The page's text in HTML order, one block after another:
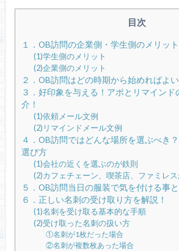
目次
１．OB訪問の企業側・学生側のメリッ
(1)学生側のメリット
(2)企業側のメリット
２．OB訪問はどの時期から始めればよ
３．好印象を与える！アポとリマインド
介！
(1)依頼メール文例
(2)リマインドメール文例
４．OB訪問ではどんな場所を選ぶべき
選び方
(1)会社の近くを選ぶのが鉄則
(2)カフェチェーン、喫茶店、ファミレ
５．OB訪問当日の服装で気を付ける事
６．正しい名刺の受け取り方を解説！
(1)名刺を受け取る基本的な手順
(2)受け取った名刺の扱い方
①名刺が1枚だった場合
②名刺が複数枚あった場合